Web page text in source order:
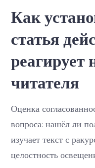
Как
статья
реагирует
читателя
Оценка
вопроса: нашёл ли
изучает текст с
целостность